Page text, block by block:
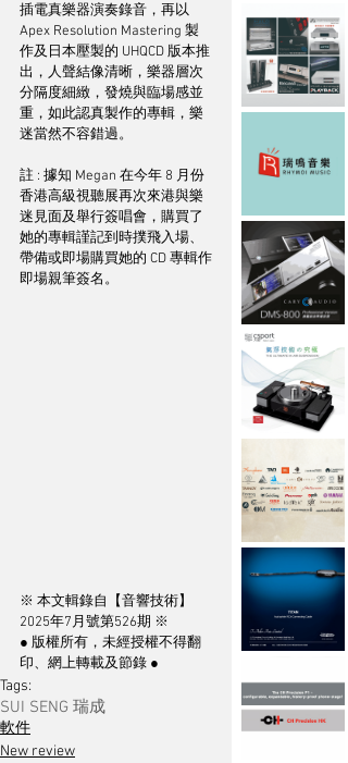
插電真樂器演奏錄音，再以
Apex Resolution Mastering 製
作及日本壓製的 UHQCD 版本推
出，人聲結像清晰，樂器層次
分隔度細緻，發燒與臨場感並
重，如此認真製作的專輯，樂
迷當然不容錯過。
註 : 據知 Megan 在今年 8 月份
香港高級視聽展再次來港與樂
迷見面及舉行簽唱會，購買了
她的專輯謹記到時撲飛入場、
帶備或即場購買她的 CD 專輯作
即場親筆簽名。
※ 本文輯錄自【音響技術】
2025年7月號第526期 ※
● 版權所有，未經授權不得翻
印、網上轉載及節錄 ●
Tags:
SUI SENG 瑞成
軟件
New review